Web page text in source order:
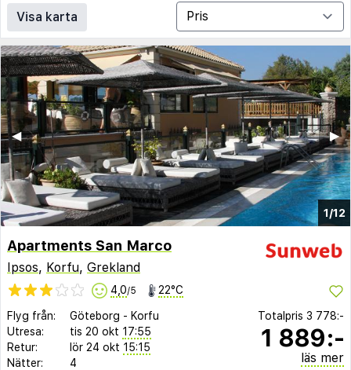
Visa karta
1/12
▶︎
◀︎
Apartments San Marco
Ipsos, Korfu, Grekland
4,0/5 22°C
Flyg från: Göteborg - Korfu
Utresa:
tis 20 okt 17:55
Retur:
lör 24 okt 15:15
Nätter:
4
Totalpris 3 778:-
1 889:-
läs mer